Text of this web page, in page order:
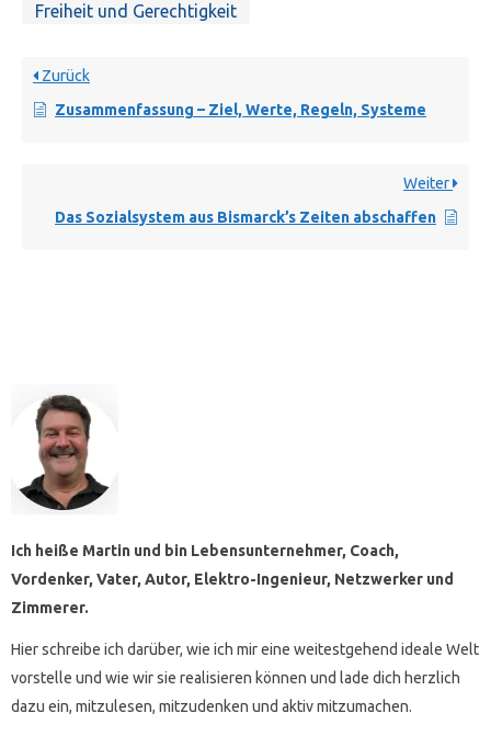
Ich heiße Martin und bin Lebensunternehmer, Coach,
Vordenker, Vater, Autor, Elektro-Ingenieur, Netzwerker und
Zimmerer.
Hier schreibe ich darüber, wie ich mir eine weitestgehend ideale Welt
vorstelle und wie wir sie realisieren können und lade dich herzlich
dazu ein, mitzulesen, mitzudenken und aktiv mitzumachen.
Freiheit und Gerechtigkeit
Zurück
Zusammenfassung – Ziel, Werte, Regeln, Systeme
Weiter
Das Sozialsystem aus Bismarck’s Zeiten abschaffen